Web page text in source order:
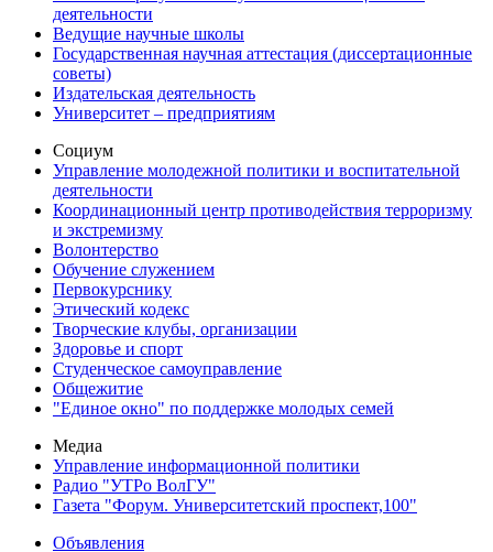
деятельности
Ведущие научные школы
Государственная научная аттестация (диссертационные
советы)
Издательская деятельность
Университет – предприятиям
Социум
Управление молодежной политики и воспитательной
деятельности
Координационный центр противодействия терроризму
и экстремизму
Волонтерство
Обучение служением
Первокурснику
Этический кодекс
Творческие клубы, организации
Здоровье и спорт
Студенческое самоуправление
Общежитие
"Единое окно" по поддержке молодых семей
Медиа
Управление информационной политики
Радио "УТРо ВолГУ"
Газета "Форум. Университетский проспект,100"
Объявления